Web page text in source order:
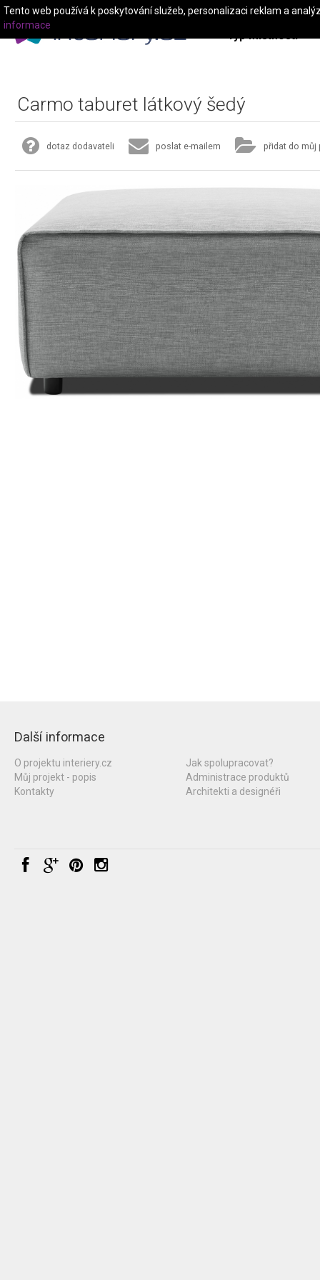
Typ místnosti
Carmo taburet látkový šedý
dotaz dodavateli poslat e-mailem přidat do můj
Další informace
O projektu interiery.cz
Můj projekt - popis
Kontakty
Jak spolupracovat?
Administrace produktů
Architekti a designéři
Tento web používá k poskytování služeb, personalizaci reklam a
informace